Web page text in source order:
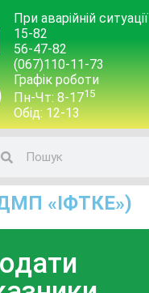
При аварійній ситуації
15-82
56-47-82
(067)110-11-73
Графік роботи
Пн-Чт: 8-1715
Обід: 12-13
«ІФТКЕ»)